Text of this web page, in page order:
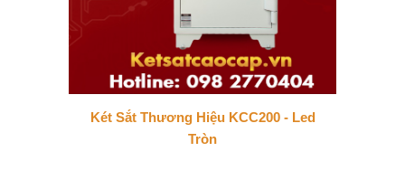
Két Sắt Thương Hiệu KCC200 - Led
Tròn